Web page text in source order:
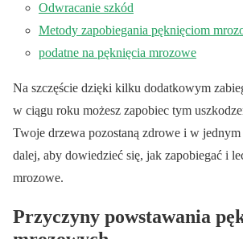
Odwracanie szkód
Metody zapobiegania pęknięciom
podatne na pęknięcia mrozowe
Na szczęście dzięki kilku dodatkowym
w ciągu roku możesz zapobiec tym
Twoje drzewa pozostaną zdrowe i w
dalej, aby dowiedzieć się, jak zapobiegać i
mrozowe.
Przyczyny powstawania